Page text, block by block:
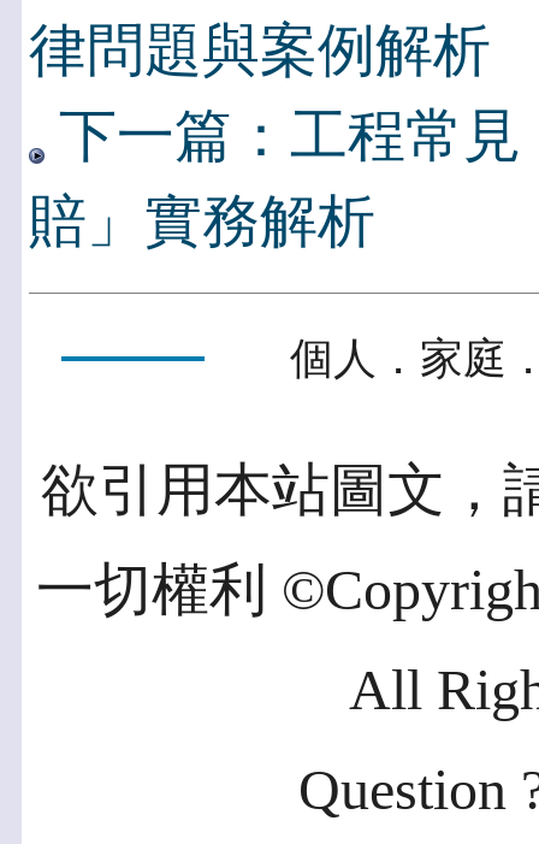
律問題與案例解析
下一篇：工程常
賠」實務解析
個人．家庭
欲引用本站圖文，
一切權利
All
Question